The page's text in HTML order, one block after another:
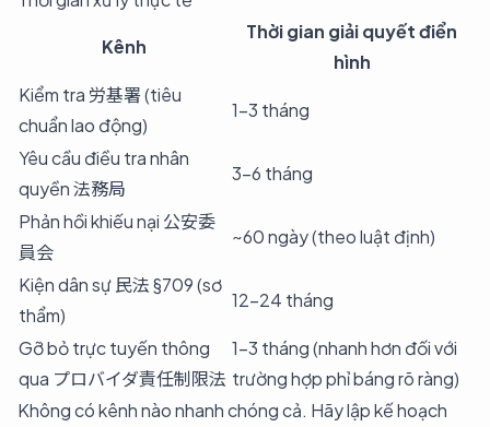
Kênh
Thời gian giải quyết điển
hình
Kiểm tra 労基署 (tiêu
chuẩn lao động)
1–3 tháng
Yêu cầu điều tra nhân
quyền 法務局
3–6 tháng
Phản hồi khiếu nại 公安委
員会
~60 ngày (theo luật định)
Kiện dân sự 民法 §709 (sơ
thẩm)
12–24 tháng
Gỡ bỏ trực tuyến thông
qua プロバイダ責任制限法
1–3 tháng (nhanh hơn đối với
trường hợp phỉ báng rõ ràng)
Không có kênh nào nhanh chóng cả. Hãy lập kế hoạch